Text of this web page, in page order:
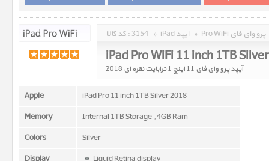
کد کالا : 3154 » iPad آیپد » Pro WiFi پرو وای فای
iPad Pro WiFi 11 inch 1TB
آیپد پرو وای فای 11 اينچ 1 ترابايت نقره ای 2018
Apple
iPad Pro 11 inch 1TB Silver 2018
Memory
Internal 1TB Storage , 4GB Ram
Colors
Silver